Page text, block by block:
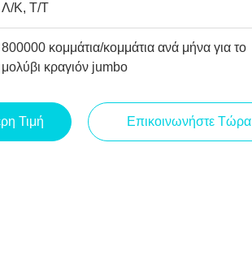
Λ/Κ, Τ/Τ
800000 κομμάτια/κομμάτια ανά μήνα για το
μολύβι κραγιόν jumbo
Τιμή Επικοινωνήστε Τώρα